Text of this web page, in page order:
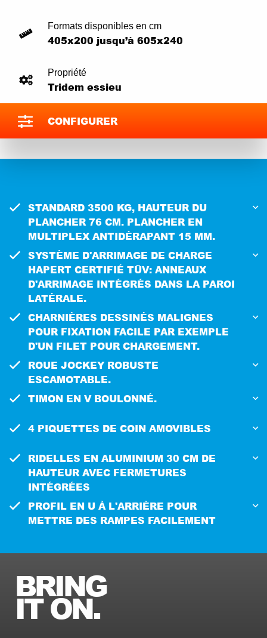
Formats disponibles en cm
405x200 jusqu’à 605x240
Propriété
Tridem essieu
CONFIGURER
STANDARD 3500 KG, HAUTEUR DU
PLANCHER 76 CM. PLANCHER EN
MULTIPLEX ANTIDÉRAPANT 15 MM.
SYSTÈME D'ARRIMAGE DE CHARGE
HAPERT CERTIFIÉ TÜV: ANNEAUX
D'ARRIMAGE INTÉGRÉS DANS LA PAROI
LATÉRALE.
CHARNIÈRES DESSINÉS MALIGNES
POUR FIXATION FACILE PAR EXEMPLE
D'UN FILET POUR CHARGEMENT.
ROUE JOCKEY ROBUSTE
ESCAMOTABLE.
TIMON EN V BOULONNÉ.
4 PIQUETTES DE COIN AMOVIBLES
RIDELLES EN ALUMINIUM 30 CM DE
HAUTEUR AVEC FERMETURES
INTÉGRÉES
PROFIL EN U À L'ARRIÈRE POUR
METTRE DES RAMPES FACILEMENT
BRING
IT ON.